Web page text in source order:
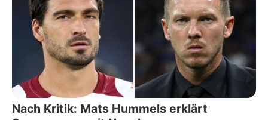
Nach Kritik: Mats Hummels erklärt